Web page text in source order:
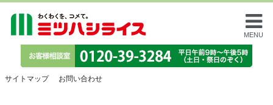
MENU
サイトマップ お問い合わせ